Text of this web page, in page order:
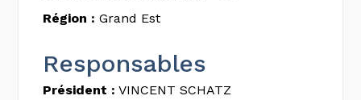
Région : Grand Est
Responsables
Président : VINCENT SCHATZ